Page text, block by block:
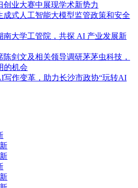
创业大赛中展现学术新势力
成式人工智能大模型监管政策和安全
南大学工管院，共探 AI 产业发展新
剑文及相关领导调研茅茅虫科技，
的机会
写作变革，助力长沙市政协“玩转AI